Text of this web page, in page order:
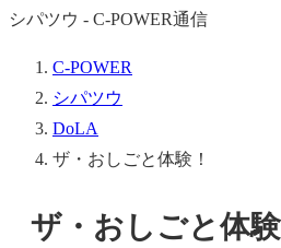
シパツウ - C-POWER通信
C-POWER
シパツウ
DoLA
ザ・おしごと体験！
ザ・おしごと体験